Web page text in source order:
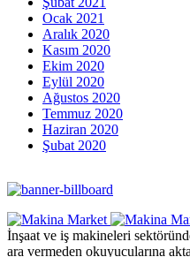
Ocak 2021
Aralık 2020
Kasım 2020
Ekim 2020
Eylül 2020
Ağustos 2020
Temmuz 2020
Haziran 2020
Şubat 2020
İnşaat ve iş makineleri
ara vermeden okuyucularına